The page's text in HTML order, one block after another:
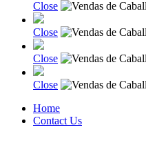
Close
Close
Close
Close
Home
Contact Us